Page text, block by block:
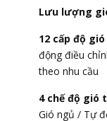
Lưu lượng
12 cấp độ gió
động điều
theo nhu cầu
4 chế độ gió
Gió ngủ / Tự